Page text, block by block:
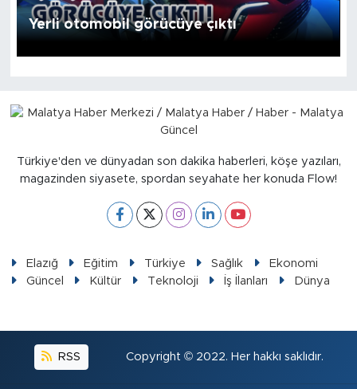
Yerli otomobil görücüye çıktı
Türkiye'den ve dünyadan son dakika haberleri, köşe yazıları,
magazinden siyasete, spordan seyahate her konuda Flow!
Elazığ Eğitim Türkiye Sağlık
Ekonomi
Güncel
Kültür Teknoloji İş İlanları Dünya
RSS Copyright © 2022. Her hakkı saklıdır.
Teknoloji
İş İlanları
Yazıhan
Kuluncak
Yeşilyurt
Doğanyol